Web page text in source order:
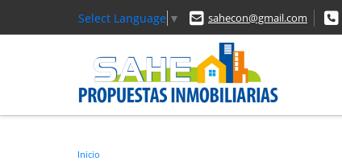
Select Language ▼ sahecon@gmail.com
Inicio